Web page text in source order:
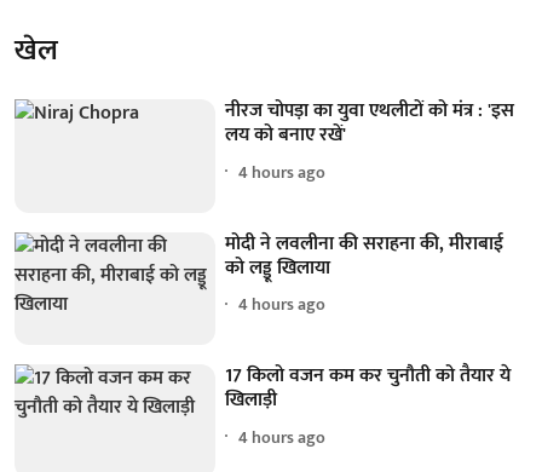
खेल
नीरज चोपड़ा का युवा एथलीटों को मंत्र : 'इस
लय को बनाए रखें'
4 hours ago
मोदी ने लवलीना की सराहना की, मीराबाई
को लड्डू खिलाया
4 hours ago
17 किलो वजन कम कर चुनौती को तैयार ये
खिलाड़ी
4 hours ago